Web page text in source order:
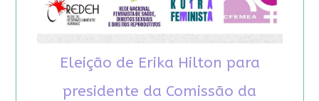
Eleição de Erika Hilton para
presidente da Comissão da